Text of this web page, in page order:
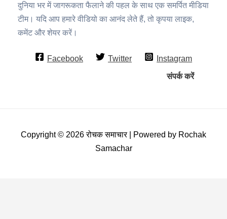
दुनिया भर में जागरूकता फैलाने की पहल के साथ एक समर्पित मीडिया
टीम। यदि आप हमारे वीडियो का आनंद लेते हैं, तो कृपया लाइक,
कमेंट और शेयर करें।
Facebook Twitter
Instagram
संपर्क करें
Copyright © 2026 रोचक समाचार | Powered by Rochak
Samachar